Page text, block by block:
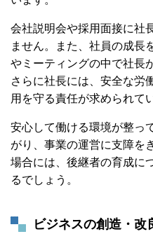
会社説明会や採用面接に社
ません。また、社員の成長
やミーティングの中で社長
さらに社長には、安全な労
用を守る責任が求められて
安心して働ける環境が整っ
がり、事業の運営に支障を
場合には、後継者の育成に
るでしょう。
ビジネスの創造・改